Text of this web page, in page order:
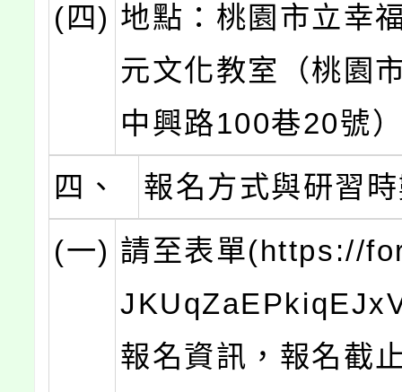
(四) 地點：桃園市立幸
元文化教室（桃園
中興路100巷20號
四、
報名方式與研習
(一) 請至表單(https://
報名資訊，報名截